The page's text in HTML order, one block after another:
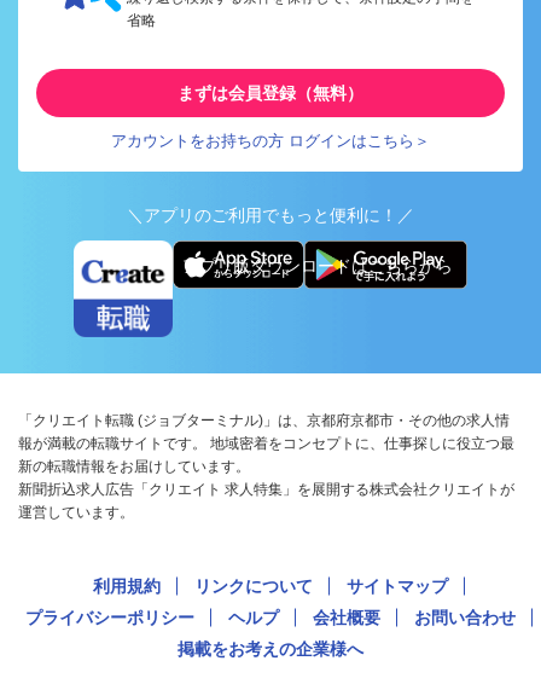
省略
まずは会員登録（無料）
アカウントをお持ちの方 ログインはこちら＞
＼アプリのご利用でもっと便利に！／
アプリ版ダウンロードはこちらから
「クリエイト転職 (ジョブターミナル)」は、京都府京都市・その他の求人情
報が満載の転職サイトです。 地域密着をコンセプトに、仕事探しに役立つ最
新の転職情報をお届けしています。
新聞折込求人広告「クリエイト 求人特集」を展開する株式会社クリエイトが
運営しています。
利用規約 リンクについて
サイトマップ
プライバシーポリシー
ヘルプ 会社概要
お問い合わせ
掲載をお考えの企業様へ